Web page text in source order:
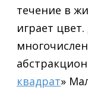
течение в
играет
квадрат»